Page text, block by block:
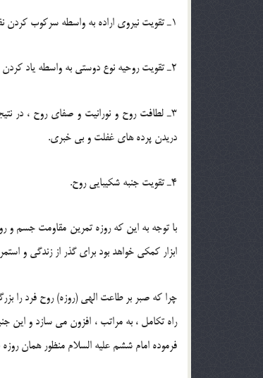
1ـ تقویت نیروی اراده به واسطه سرکوب کردن نفس طغیانگر.
2ـ تقویت روحیه نوع دوستی به واسطه یاد کردن درد دردمندان بینوا و بینوایان دردمند درنتیجه درک گرسنگی و تشنگی شدید محرومان اجتماع.
3ـ لطافت روح و نورانیت و صفای روح ، در
دریدن پرده های غفلت و بی خبری.
4ـ تقویت جنبه شکیبایی روح.
با توجه به این که روزه تمرین مقاومت جسم
ابزار کمکی خواهد بود برای گذر از زندگی و
چرا که صبر بر طاعت الهی (روزه) روح فرد را
فرموده امام ششم علیه السلام منظور همان